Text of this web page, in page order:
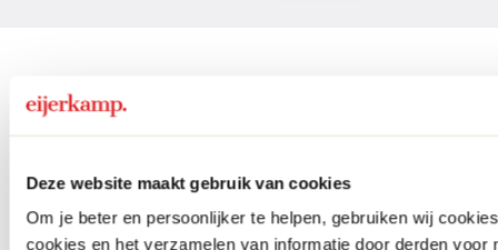
Deze website maakt gebruik van cookies
Om je beter en persoonlijker te helpen, gebruiken wij
cookies en het verzamelen van informatie door derden voor
Bruine fauteuils
woonkamer. Ze brengen warmte, comfort
en een tijdloze uitstraling die moeiteloos